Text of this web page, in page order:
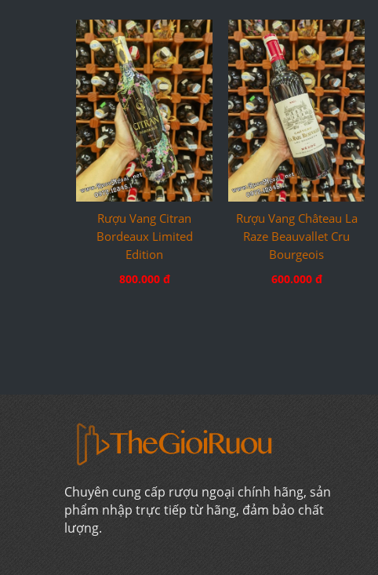
Rượu Vang Citran
Bordeaux Limited
Edition
800.000 đ
Rượu Vang Château La
Raze Beauvallet Cru
Bourgeois
600.000 đ
Chuyên cung cấp rượu ngoại chính hãng, sản
phẩm nhập trực tiếp từ hãng, đảm bảo chất
lượng.